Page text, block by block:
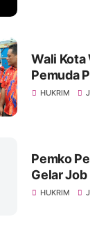
Wali Kota
Pemuda
Solid, dan
HUKRIM
Pemko
Gelar
USI,
HUKRIM